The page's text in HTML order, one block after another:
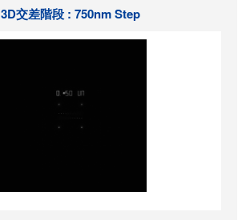
3D交差階段 : 750nm Step